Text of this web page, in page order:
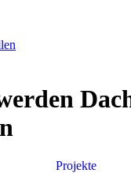
Projekte